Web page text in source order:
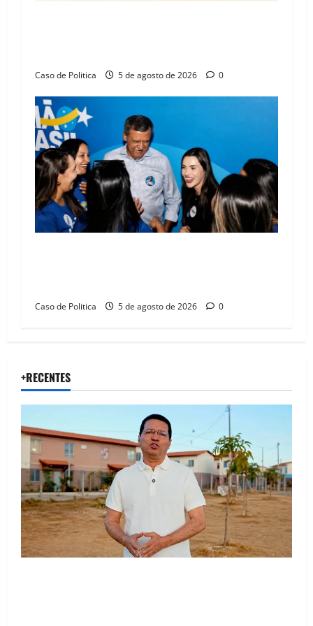
Caso de Politica 5 de agosto de 2026 0
Caso de Politica 5 de agosto de 2026 0
+RECENTES